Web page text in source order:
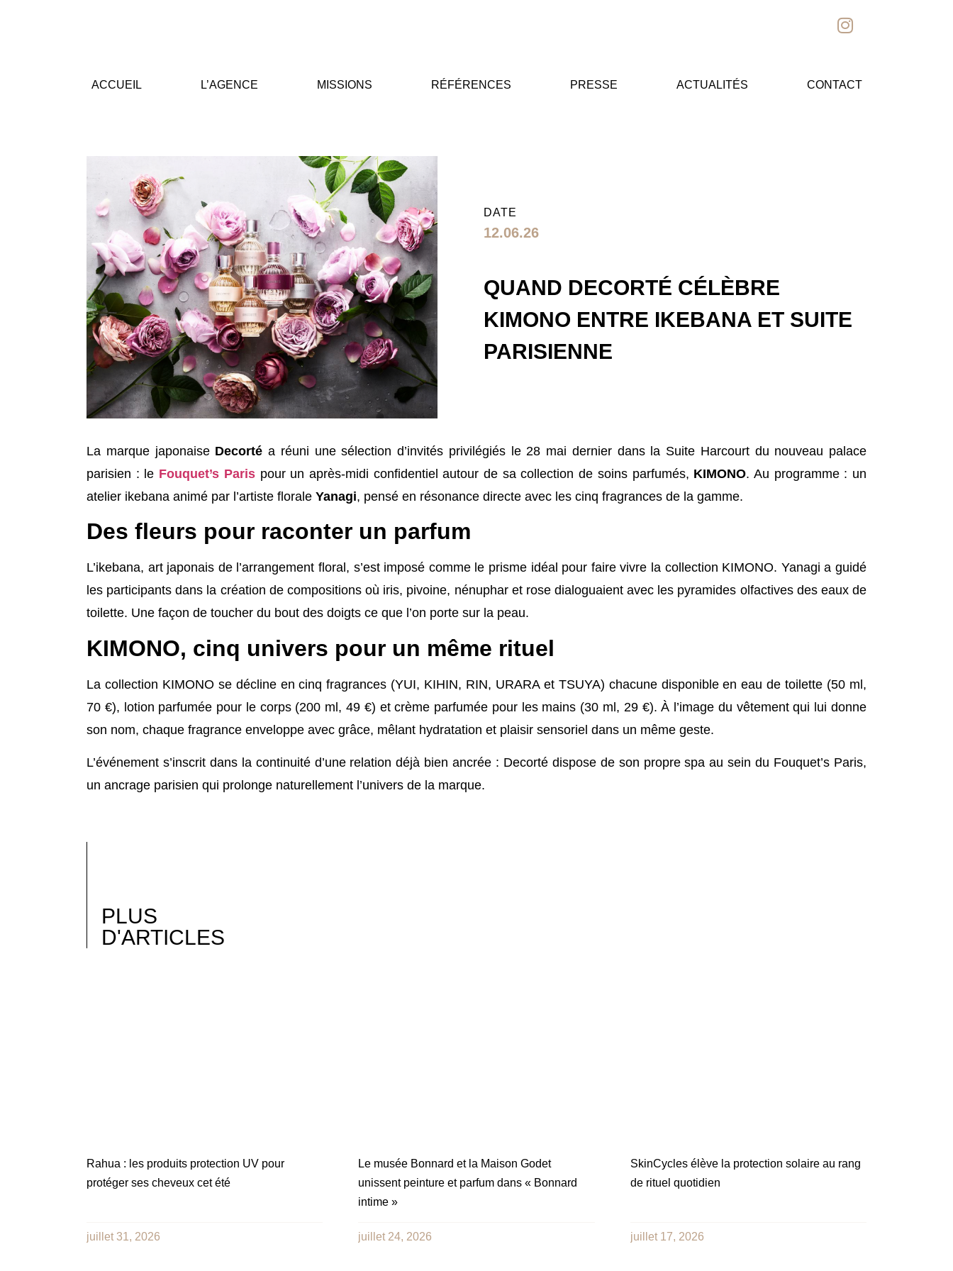
ACCUEIL L’AGENCE MISSIONS RÉFÉRENCES PRESSE ACTUALITÉS CONTACT
DATE
12.06.26
QUAND DECORTÉ CÉLÈBRE
KIMONO ENTRE IKEBANA ET SUITE
PARISIENNE
La marque japonaise Decorté a réuni une sélection d’invités privilégiés le 28 mai dernier dans la Suite Harcourt du nouveau palace
parisien : le Fouquet’s Parispour un après-midi confidentiel autour de sa collection de soins parfumés, KIMONO. Au programme : un
atelier ikebana animé par l’artiste florale Yanagi, pensé en résonance directe avec les cinq fragrances de la gamme.
Des fleurs pour raconter un parfum
L’ikebana, art japonais de l’arrangement floral, s’est imposé comme le prisme idéal pour faire vivre la collection KIMONO. Yanagi a guidé
les participants dans la création de compositions où iris, pivoine, nénuphar et rose dialoguaient avec les pyramides olfactives des eaux de
toilette. Une façon de toucher du bout des doigts ce que l’on porte sur la peau.
KIMONO, cinq univers pour un même rituel
La collection KIMONO se décline en cinq fragrances (YUI, KIHIN, RIN, URARA et TSUYA) chacune disponible en eau de toilette (50 ml,
70 €), lotion parfumée pour le corps (200 ml, 49 €) et crème parfumée pour les mains (30 ml, 29 €). À l’image du vêtement qui lui donne
son nom, chaque fragrance enveloppe avec grâce, mêlant hydratation et plaisir sensoriel dans un même geste.
L’événement s’inscrit dans la continuité d’une relation déjà bien ancrée : Decorté dispose de son propre spa au sein du Fouquet’s Paris,
un ancrage parisien qui prolonge naturellement l’univers de la marque.
PLUS
D'ARTICLES
Rahua : les produits protection UV pour
protéger ses cheveux cet été
juillet 31, 2026
Le musée Bonnard et la Maison Godet
unissent peinture et parfum dans « Bonnard
intime »
juillet 24, 2026
SkinCycles élève la protection solaire au rang
de rituel quotidien
juillet 17, 2026